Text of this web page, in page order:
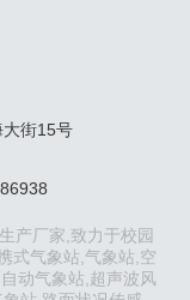
街15号
产厂家,致力于校园
式气象站,气象站,空
动气象站,超声波风